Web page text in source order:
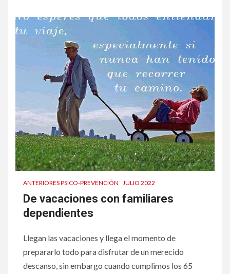
ANTERIORES PSICO-PREVENCIÓN JULIO 2022
De vacaciones con familiares
dependientes
Llegan las vacaciones y llega el momento de
prepararlo todo para disfrutar de un merecido
descanso, sin embargo cuando cumplimos los 65